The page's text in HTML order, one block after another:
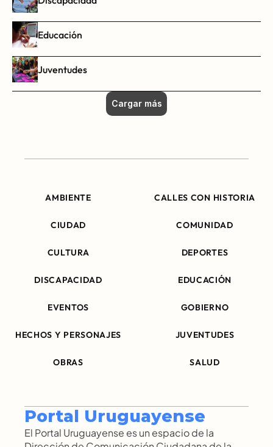
Educación
Juventudes
Cargar más
AMBIENTE CALLES CON HISTORIA
CIUDAD COMUNIDAD
CULTURA DEPORTES
DISCAPACIDAD EDUCACIÓN
EVENTOS GOBIERNO
HECHOS Y PERSONAJES JUVENTUDES
OBRAS SALUD
Portal Uruguayense
El Portal Uruguayense es un espacio de la